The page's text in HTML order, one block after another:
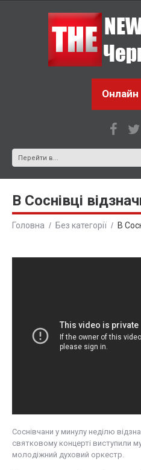
Онлайн
В Соснівці
Головна Без категорії В
Cоснівчани у минулу неділю
святковому концерті виступили
молодіжний духовий оркестр.